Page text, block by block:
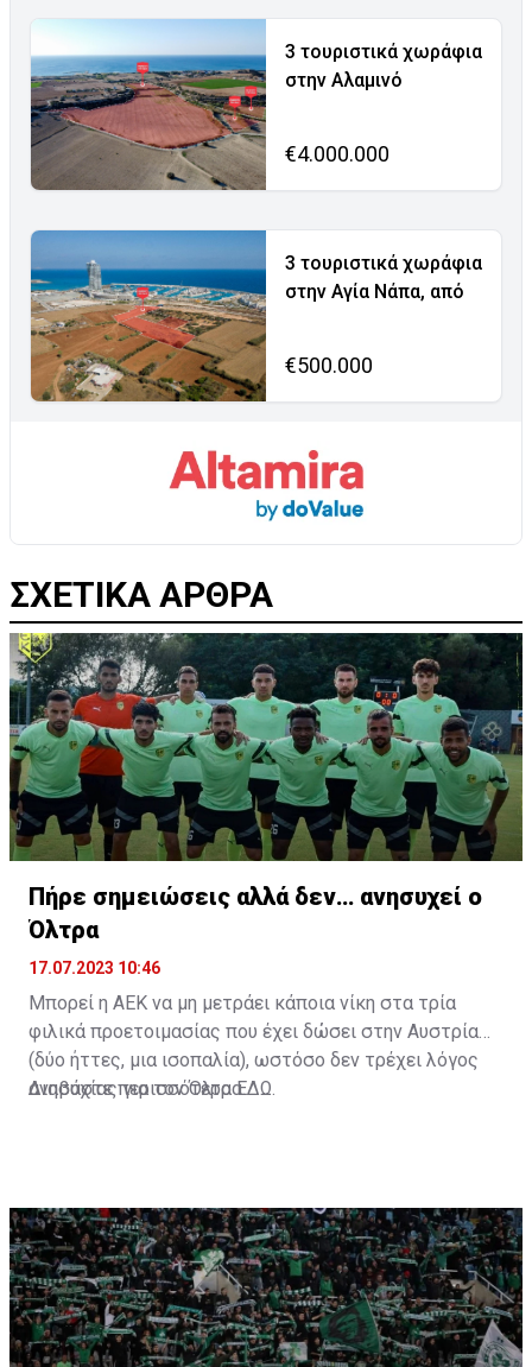
3 τουριστικά χωράφια
στην Αλαμινό
€4.000.000
3 τουριστικά χωράφια
στην Αγία Νάπα, από
€500.000
ΣΧΕΤΙΚΑ ΑΡΘΡΑ
Πήρε σημειώσεις αλλά δεν… ανησυχεί ο
Όλτρα
17.07.2023 10:46
Μπορεί η ΑΕΚ να μη μετράει κάποια νίκη στα τρία
φιλικά προετοιμασίας που έχει δώσει στην Αυστρία
(δύο ήττες, μια ισοπαλία), ωστόσο δεν τρέχει λόγος
ανησυχίας για τον Όλτρα.
Διαβάστε περισσότεραΕΔΩ